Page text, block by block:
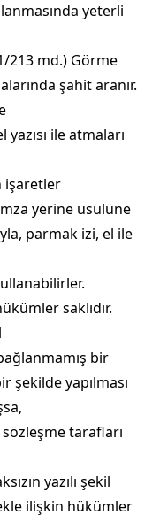
yeterli
213 md.) Görme
şahit aranır.
ile atmaları
işaretler
yerine usulüne
parmak izi, el ile
saklıdır.
bir
şekilde yapılması
tarafları
yazılı şekil
ilişkin hükümler